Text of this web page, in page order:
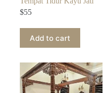
$55
Add to cart